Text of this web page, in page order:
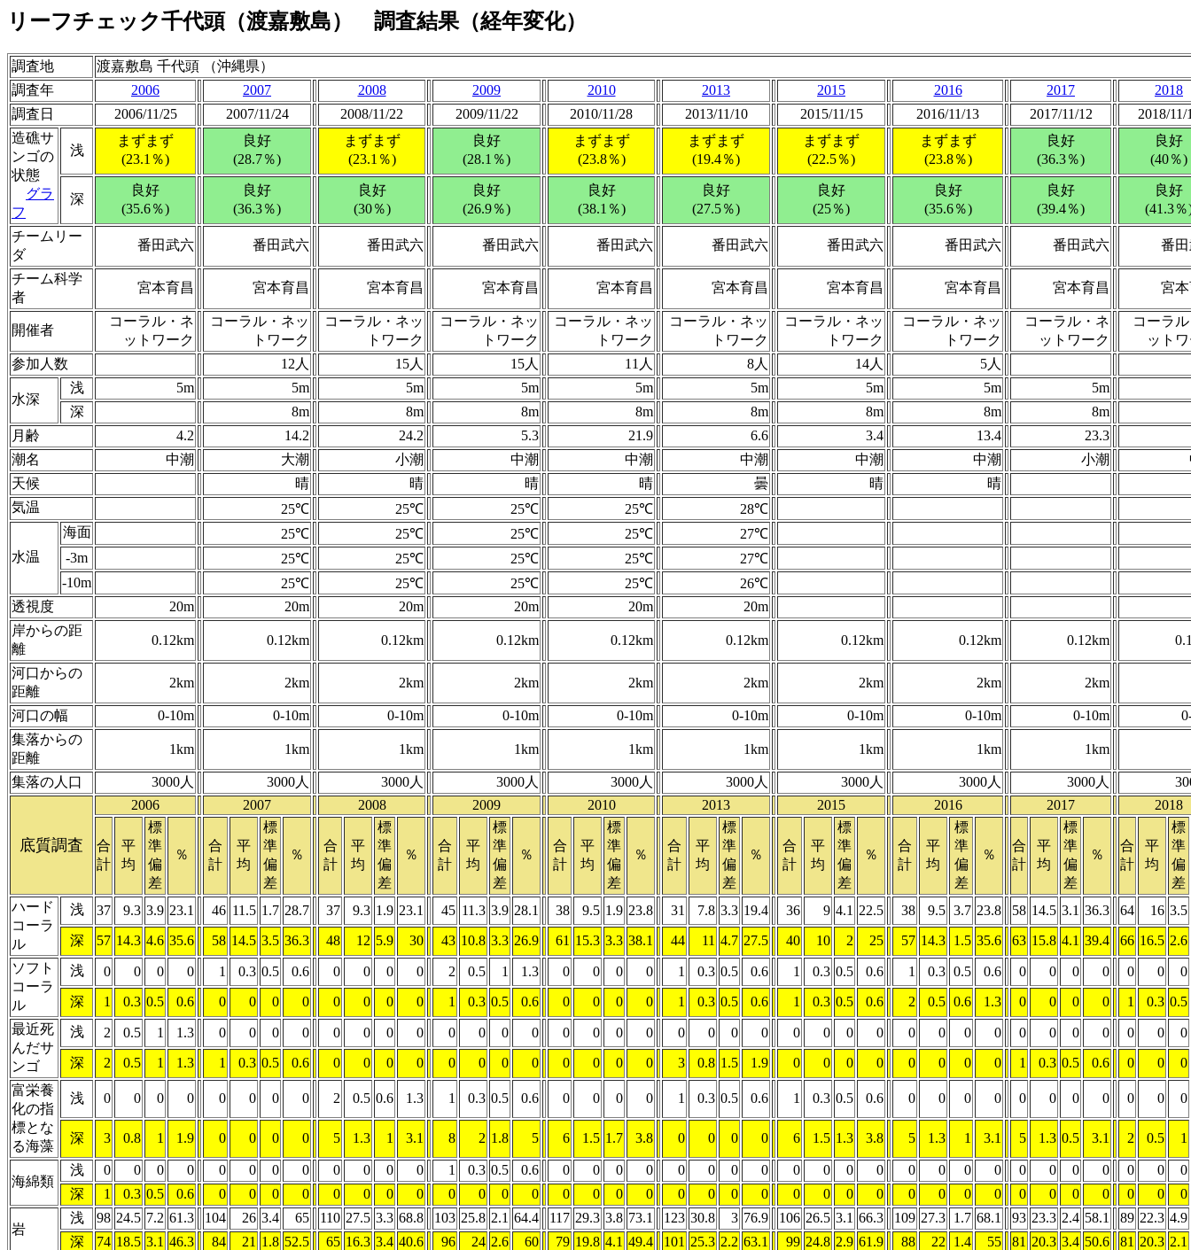
リーフチェック千代頭（渡嘉敷島） 調査結果（経年変化）
調査地
渡嘉敷島 千代頭 （沖縄県）
調査年
2006 2007 2008 2009 2010 2013 2015 2016 2017
2018
調査日
2006/11/25 2007/11/24 2008/11/22 2009/11/22 2010/11/28 2013/11/10 2015/11/15 2016/11/13 2017/11/12
2018/11/
造礁サ
ンゴの
状態
グラ
フ
浅
まずまず
(23.1％)
良好
(28.7％)
まずまず
(23.1％)
良好
(28.1％)
まずまず
(23.8％)
まずまず
(19.4％)
まずまず
(22.5％)
まずまず
(23.8％)
良好
(36.3％)
良好
(40％)
深
良好
(35.6％)
良好
(36.3％)
良好
(30％)
良好
(26.9％)
良好
(38.1％)
良好
(27.5％)
良好
(25％)
良好
(35.6％)
良好
(39.4％)
良好
(41.3％
チームリー
ダ
番田武六 番田武六 番田武六 番田武六 番田武六 番田武六 番田武六 番田武六 番田武六 番
チーム科学
者
宮本育昌 宮本育昌 宮本育昌 宮本育昌 宮本育昌 宮本育昌 宮本育昌 宮本育昌 宮本育昌 宮
開催者
コーラル・ネ
ットワーク
コーラル・ネッ
トワーク
コーラル・ネッ
トワーク
コーラル・ネッ
トワーク
コーラル・ネッ
トワーク
コーラル・ネッ
トワーク
コーラル・ネッ
トワーク
コーラル・ネッ
トワーク
コーラル・ネ
ットワーク
コーラ
ット
参加人数
12人 15人 15人 11人 8人 14人 5人
水深
浅 5m 5m 5m 5m 5m 5m 5m 5m
5m
深
8m 8m 8m 8m 8m 8m 8m
8m
月齢
4.2 14.2 24.2 5.3 21.9 6.6 3.4 13.4
23.3
潮名
中潮 大潮 小潮 中潮 中潮 中潮 中潮 中潮 小潮
天候
晴 晴 晴 晴 曇 晴
晴
気温
25℃ 25℃ 25℃ 25℃ 28℃
水温
海面 25℃ 25℃ 25℃ 25℃
27℃
-3m
25℃ 25℃ 25℃ 25℃
27℃
-10m
25℃ 25℃ 25℃ 25℃
26℃
透視度
20m 20m 20m 20m 20m
20m
岸からの距
離
0.12km 0.12km 0.12km 0.12km 0.12km 0.12km 0.12km 0.12km 0.12km
河口からの
距離
2km 2km 2km 2km 2km 2km 2km 2km 2km
河口の幅 0-10m 0-10m 0-10m 0-10m 0-10m 0-10m 0-10m 0-10m 0-10m
集落からの
距離
1km 1km 1km 1km 1km 1km 1km 1km 1km
集落の人口 3000人 3000人 3000人 3000人 3000人 3000人 3000人 3000人 3000人
底質調査
2006 2007 2008 2009 2010 2013 2015 2016 2017 2018
合
計
平
均
標
準
偏
差
％
合
計
平
均
標
準
偏
差
％
合
計
平
均
標
準
偏
差
％
合
計
平
均
標
準
偏
差
％
合
計
平
均
標
準
偏
差
％
合
計
平
均
標
準
偏
差
％
合
計
平
均
標
準
偏
差
％
合
計
平
均
標
準
偏
差
％
合
計
平
均
標
準
偏
差
％
合
計
平
均
標
準
偏
差
ハード
コーラ
ル
浅 37 9.3 3.9 23.1 46 11.5 1.7 28.7 37 9.3 1.9 23.1 45 11.3 3.9 28.1 38 9.5 1.9 23.8 31 7.8 3.3 19.4 36 9 4.1 22.5 38 9.5 3.7 23.8 58 14.5 3.1 36.3 64 16 3.5
深
57 14.3 4.6 35.6 58 14.5 3.5 36.3 48 12 5.9 30 43 10.8 3.3 26.9 61 15.3 3.3 38.1 44 11 4.7 27.5 40 10 2 25 57 14.3 1.5 35.6 63 15.8 4.1 39.4 66 16.5 2.6
ソフト
コーラ
ル
浅 0 0 0 0 1 0.3 0.5 0.6 0 0 0 0 2 0.5 1 1.3 0 0 0 0 1 0.3 0.5 0.6 1 0.3 0.5 0.6 1 0.3 0.5 0.6 0 0 0 0 0 0
0
深
1 0.3 0.5 0.6 0 0 0 0 0 0 0 0 1 0.3 0.5 0.6 0 0 0 0 1 0.3 0.5 0.6 1 0.3 0.5 0.6 2 0.5 0.6 1.3 0 0 0 0 1 0.3 0.5
最近死
んだサ
ンゴ
浅 2 0.5 1 1.3 0 0 0 0 0 0 0 0 0 0 0 0 0 0 0 0 0 0 0 0 0 0 0 0 0 0 0 0 0 0 0 0 0 0
0
深
2 0.5 1 1.3 1 0.3 0.5 0.6 0 0 0 0 0 0 0 0 0 0 0 0 3 0.8 1.5 1.9 0 0 0 0 0 0 0 0 1 0.3 0.5 0.6 0 0
0
富栄養
化の指
標とな
る海藻
浅 0 0 0 0 0 0 0 0 2 0.5 0.6 1.3 1 0.3 0.5 0.6 0 0 0 0 1 0.3 0.5 0.6 1 0.3 0.5 0.6 0 0 0 0 0 0 0 0 0 0 0
深 3 0.8 1 1.9 0 0 0 0 5 1.3 1 3.1 8 2 1.8 5 6 1.5 1.7 3.8 0 0 0 0 6 1.5 1.3 3.8 5 1.3 1 3.1 5 1.3 0.5 3.1 2 0.5 1
海綿類
浅 0 0 0 0 0 0 0 0 0 0 0 0 1 0.3 0.5 0.6 0 0 0 0 0 0 0 0 0 0 0 0 0 0 0 0 0 0 0 0 0 0
0
深
1 0.3 0.5 0.6 0 0 0 0 0 0 0 0 0 0 0 0 0 0 0 0 0 0 0 0 0 0 0 0 0 0 0 0 0 0 0 0 0 0 0
岩
浅 98 24.5 7.2 61.3 104 26 3.4 65 110 27.5 3.3 68.8 103 25.8 2.1 64.4 117 29.3 3.8 73.1 123 30.8 3 76.9 106 26.5 3.1 66.3 109 27.3 1.7 68.1 93 23.3 2.4 58.1 89 22.3 4.9
深
74 18.5 3.1 46.3 84 21 1.8 52.5 65 16.3 3.4 40.6 96 24 2.6 60 79 19.8 4.1 49.4 101 25.3 2.2 63.1 99 24.8 2.9 61.9 88 22 1.4 55 81 20.3 3.4 50.6 81 20.3 2.1